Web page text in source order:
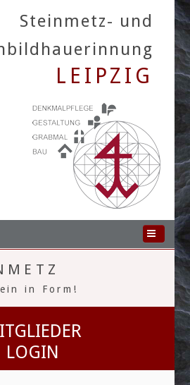
Steinmetz- und
LEIPZIG
in Form!
LOGIN